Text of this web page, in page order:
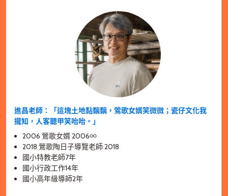
進昌老師：「這塊土地黏黐黐，鶯歌女婿笑微微；瓷仔文化我
攏知，人客聽甲笑咍咍。」
2006 鶯歌女婿 2006∞
2018 鶯歌陶日子導覽老師 2018
國小特教老師7年
國小行政工作14年
國小高年級導師2年